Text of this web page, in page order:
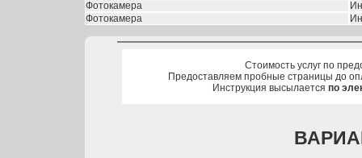
Фотокамера
Фотокамера
Стоимость услуг по
Предоставляем пробные страницы до
Инструкция высылается по